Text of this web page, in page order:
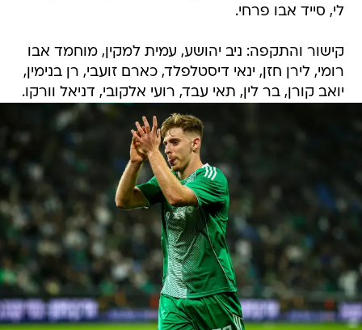
לי, סייד אבו פרחי.
קישור והתקפה: ניב יהושע, עמית למקין, מוחמד אבו
רומי, לירן חזן, ינאי דיסטלפלד, כארם זועבי, רן בנימין,
יואב קורן, בר לין, תאי עבד, רועי אלקובי, דניאל וורקו.